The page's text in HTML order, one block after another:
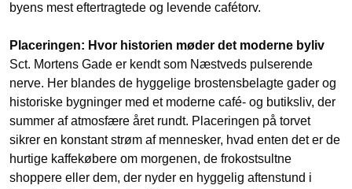
byens mest eftertragtede og levende cafétorv.
Placeringen: Hvor historien møder det moderne byliv
Sct. Mortens Gade er kendt som Næstveds pulserende
nerve. Her blandes de hyggelige brostensbelagte gader og
historiske bygninger med et moderne café- og butiksliv, der
summer af atmosfære året rundt. Placeringen på torvet
sikrer en konstant strøm af mennesker, hvad enten det er de
hurtige kaffekøbere om morgenen, de frokostsultne
shoppere eller dem, der nyder en hyggelig aftenstund i